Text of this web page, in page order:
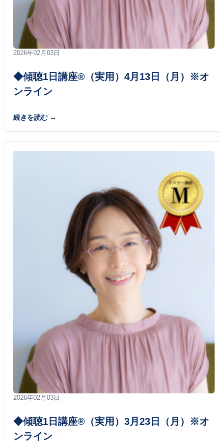
2026年02月03日
◆傾聴1日講座®（実用）4月13日（月）※オ
ンライン
続きを読む
2026年02月03日
◆傾聴1日講座®（実用）3月23日（月）※オ
ンライン